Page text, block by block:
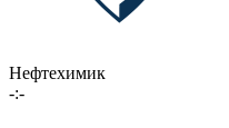
Нефтехимик
-:-